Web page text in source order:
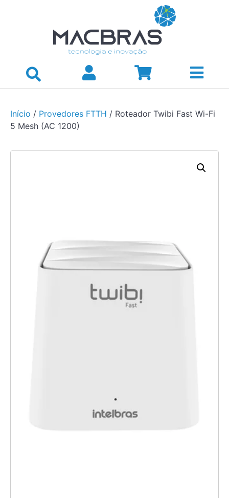
Início / Provedores FTTH / Roteador Twibi Fast Wi-Fi
5 Mesh (AC 1200)